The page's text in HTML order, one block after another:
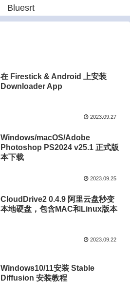
Bluesrt
在 Firestick & Android 上安装
Downloader App
2023.09.27
Windows/macOS/Adobe
Photoshop PS2024 v25.1 正式版
本下载
2023.09.25
CloudDrive2 0.4.9 阿里云盘秒变
本地硬盘，包含MAC和Linux版本
2023.09.22
Windows10/11安装 Stable
Diffusion 安装教程